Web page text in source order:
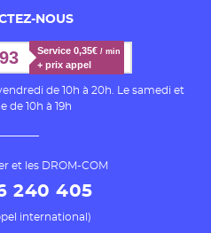
NOUS
Service 0,35€ / min
+ prix appel
de 10h à 20h. Le samedi et
de 10h à 19h
et les DROM-COM
240 405
international)